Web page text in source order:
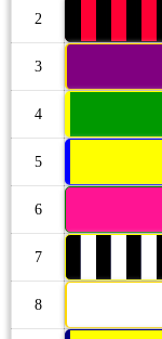
2
3
4
5
6
7
8